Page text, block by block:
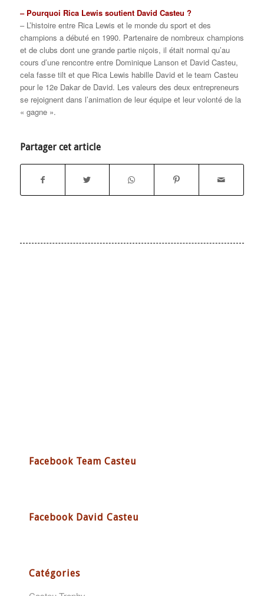
– Pourquoi Rica Lewis soutient David Casteu ?
– L’histoire entre Rica Lewis et le monde du sport et des
champions a débuté en 1990. Partenaire de nombreux champions
et de clubs dont une grande partie niçois, il était normal qu’au
cours d’une rencontre entre Dominique Lanson et David Casteu,
cela fasse tilt et que Rica Lewis habille David et le team Casteu
pour le 12e Dakar de David. Les valeurs des deux entrepreneurs
se rejoignent dans l’animation de leur équipe et leur volonté de la
« gagne ».
Partager cet article
Facebook Team Casteu
Facebook David Casteu
Catégories